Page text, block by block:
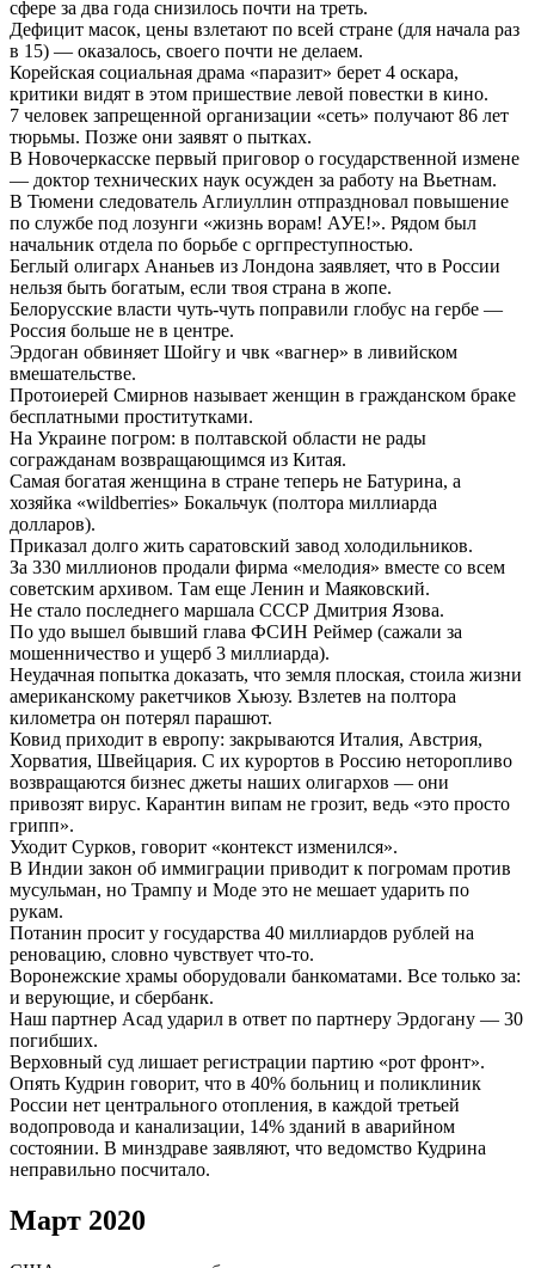
сфере за два года снизилось почти на треть.
Дефицит масок, цены взлетают по всей стране (для начала раз
в 15) — оказалось, своего почти не делаем.
Корейская социальная драма «паразит» берет 4 оскара,
критики видят в этом пришествие левой повестки в кино.
7 человек запрещенной организации «сеть» получают 86 лет
тюрьмы. Позже они заявят о пытках.
В Новочеркасске первый приговор о государственной измене
— доктор технических наук осужден за работу на Вьетнам.
В Тюмени следователь Аглиуллин отпраздновал повышение
по службе под лозунги «жизнь ворам! АУЕ!». Рядом был
начальник отдела по борьбе с оргпреступностью.
Беглый олигарх Ананьев из Лондона заявляет, что в России
нельзя быть богатым, если твоя страна в жопе.
Белорусские власти чуть-чуть поправили глобус на гербе —
Россия больше не в центре.
Эрдоган обвиняет Шойгу и чвк «вагнер» в ливийском
вмешательстве.
Протоиерей Смирнов называет женщин в гражданском браке
бесплатными проститутками.
На Украине погром: в полтавской области не рады
согражданам возвращающимся из Китая.
Самая богатая женщина в стране теперь не Батурина, а
хозяйка «wildberries» Бокальчук (полтора миллиарда
долларов).
Приказал долго жить саратовский завод холодильников.
За 330 миллионов продали фирма «мелодия» вместе со всем
советским архивом. Там еще Ленин и Маяковский.
Не стало последнего маршала СССР Дмитрия Язова.
По удо вышел бывший глава ФСИН Реймер (сажали за
мошенничество и ущерб 3 миллиарда).
Неудачная попытка доказать, что земля плоская, стоила жизни
американскому ракетчиков Хьюзу. Взлетев на полтора
километра он потерял парашют.
Ковид приходит в европу: закрываются Италия, Австрия,
Хорватия, Швейцария. С их курортов в Россию неторопливо
возвращаются бизнес джеты наших олигархов — они
привозят вирус. Карантин випам не грозит, ведь «это просто
грипп».
Уходит Сурков, говорит «контекст изменился».
В Индии закон об иммиграции приводит к погромам против
мусульман, но Трампу и Моде это не мешает ударить по
рукам.
Потанин просит у государства 40 миллиардов рублей на
реновацию, словно чувствует что-то.
Воронежские храмы оборудовали банкоматами. Все только за:
и верующие, и сбербанк.
Наш партнер Асад ударил в ответ по партнеру Эрдогану — 30
погибших.
Верховный суд лишает регистрации партию «рот фронт».
Опять Кудрин говорит, что в 40% больниц и поликлиник
России нет центрального отопления, в каждой третьей
водопровода и канализации, 14% зданий в аварийном
состоянии. В минздраве заявляют, что ведомство Кудрина
неправильно посчитало.
Март 2020